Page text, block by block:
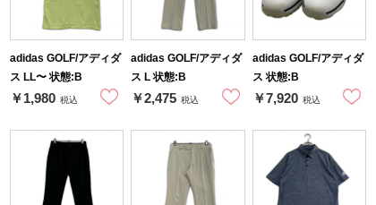
adidas GOLF/アディダ
ス LL〜 状態:B
￥1,980 税込
adidas GOLF/アディダ
ス L 状態:B
￥2,475 税込
adidas GOLF/アディダ
ス 状態:B
￥7,920 税込